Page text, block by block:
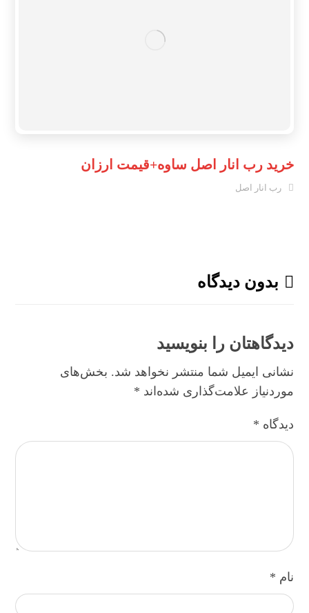
خرید رب انار اصل ساوه+قیمت ارزان
رب انار اصل
بدون دیدگاه
دیدگاهتان را بنویسید
نشانی ایمیل شما منتشر نخواهد شد. بخش‌های
موردنیاز علامت‌گذاری شده‌اند *
دیدگاه *
نام *